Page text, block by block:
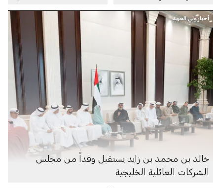
أخبار ولي العهد
خالد بن محمد بن زايد يستقبل وفداً من مجلس
الشركات العائلية الخليجية